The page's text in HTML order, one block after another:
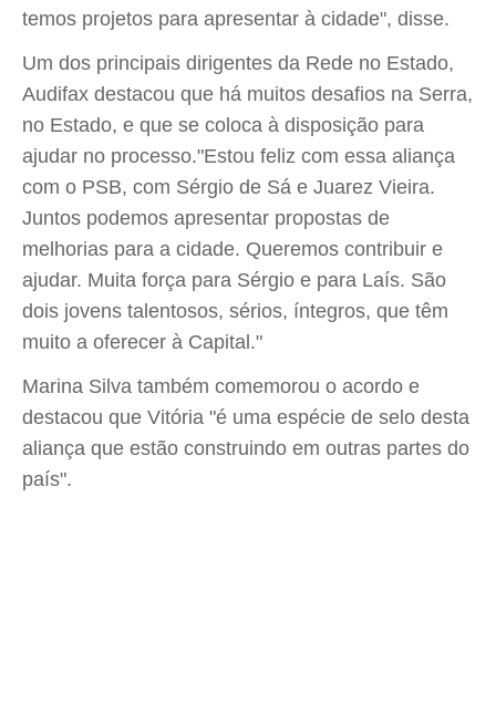
temos projetos para apresentar à cidade", disse.
Um dos principais dirigentes da Rede no Estado,
Audifax destacou que há muitos desafios na Serra,
no Estado, e que se coloca à disposição para
ajudar no processo."Estou feliz com essa aliança
com o PSB, com Sérgio de Sá e Juarez Vieira.
Juntos podemos apresentar propostas de
melhorias para a cidade. Queremos contribuir e
ajudar. Muita força para Sérgio e para Laís. São
dois jovens talentosos, sérios, íntegros, que têm
muito a oferecer à Capital."
Marina Silva também comemorou o acordo e
destacou que Vitória "é uma espécie de selo desta
aliança que estão construindo em outras partes do
país".